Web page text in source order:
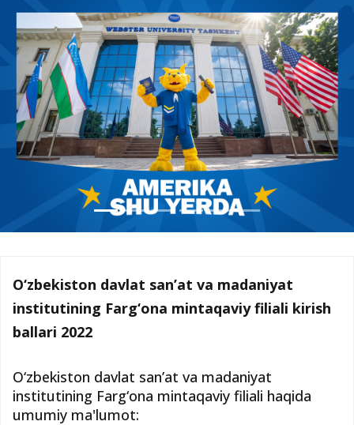
O‘zbekiston davlat san’at va madaniyat
institutining Farg‘ona mintaqaviy filiali kirish
ballari 2022
O‘zbekiston davlat sanʼat va madaniyat
institutining Farg‘ona mintaqaviy filiali haqida
umumiy ma'lumot: